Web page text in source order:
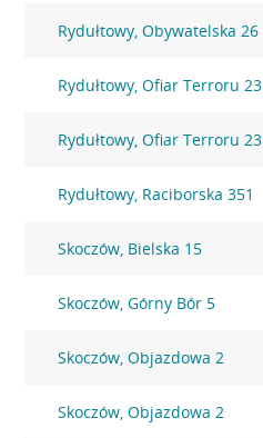
Rydułtowy, Obywatelska 26
Rydułtowy, Ofiar Terroru 23
Rydułtowy, Ofiar Terroru 23
Rydułtowy, Raciborska 351
Skoczów, Bielska 15
Skoczów, Górny Bór 5
Skoczów, Objazdowa 2
Skoczów, Objazdowa 2